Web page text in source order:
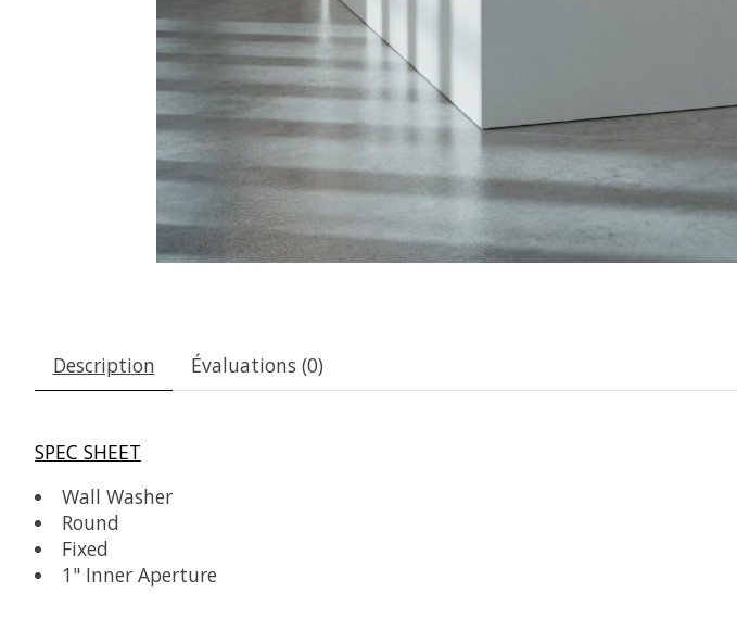
Description Évaluations (0)
SPEC SHEET
Wall Washer
Round
Fixed
1" Inner Aperture